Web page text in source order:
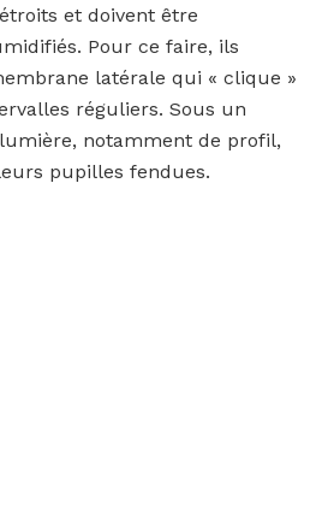
et doivent être
Pour ce faire, ils
latérale qui « clique »
réguliers. Sous un
notamment de profil,
pupilles fendues.